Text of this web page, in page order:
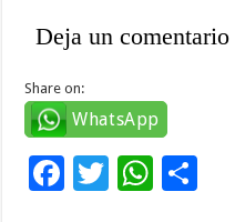
Deja un comentario
Share on:
WhatsApp
F
T
W